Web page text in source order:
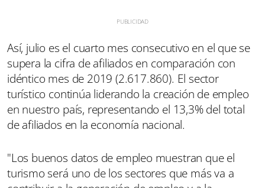
Así, julio es el cuarto mes consecutivo en el que se
supera la cifra de afiliados en comparación con
idéntico mes de 2019 (2.617.860). El sector
turístico continúa liderando la creación de empleo
en nuestro país, representando el 13,3% del total
de afiliados en la economía nacional.
"Los buenos datos de empleo muestran que el
turismo será uno de los sectores que más va a